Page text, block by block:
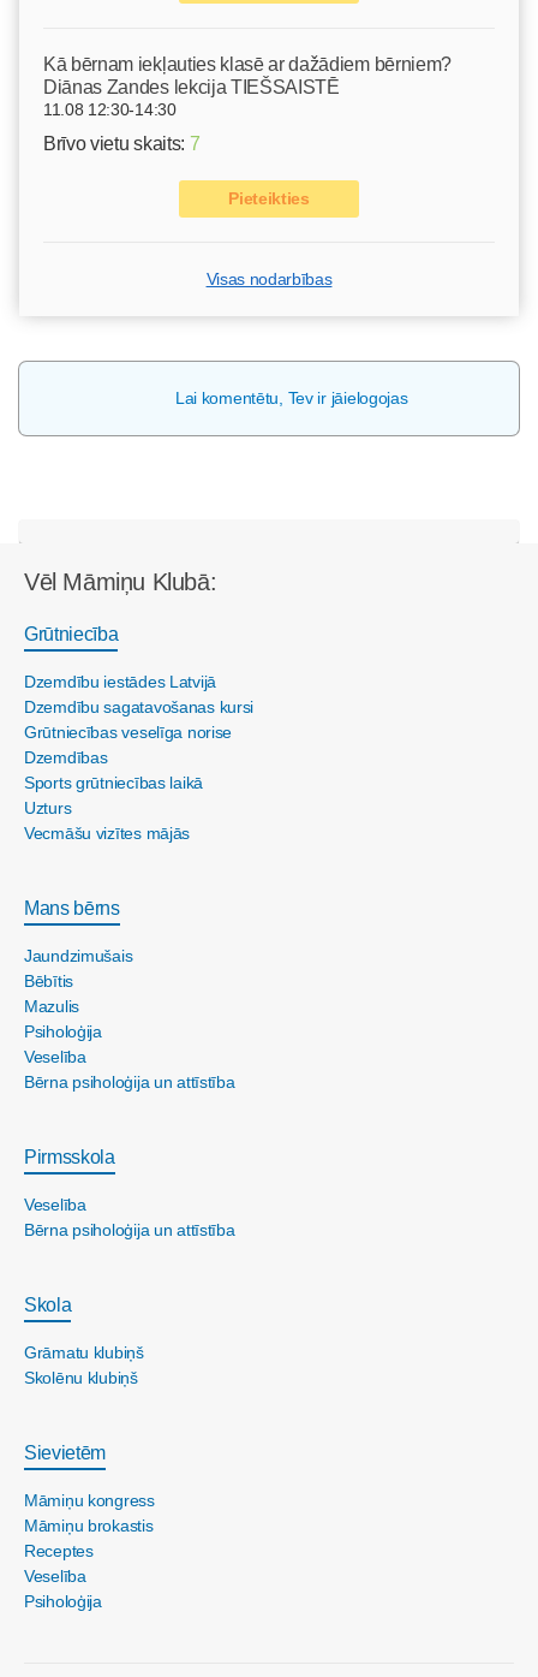
Kā bērnam iekļauties klasē ar dažādiem bērniem?
Diānas Zandes lekcija TIEŠSAISTĒ
11.08 12:30-14:30
Brīvo vietu skaits: 7
Pieteikties
Visas nodarbības
Lai komentētu, Tev ir jāielogojas
Vēl Māmiņu Klubā:
Grūtniecība
Dzemdību iestādes Latvijā
Dzemdību sagatavošanas kursi
Grūtniecības veselīga norise
Dzemdības
Sports grūtniecības laikā
Uzturs
Vecmāšu vizītes mājās
Mans bērns
Jaundzimušais
Bēbītis
Mazulis
Psiholoģija
Veselība
Bērna psiholoģija un attīstība
Pirmsskola
Veselība
Bērna psiholoģija un attīstība
Skola
Grāmatu klubiņš
Skolēnu klubiņš
Sievietēm
Māmiņu kongress
Māmiņu brokastis
Receptes
Veselība
Psiholoģija